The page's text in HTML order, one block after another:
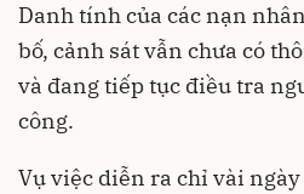
Danh tính của các nạn
bố, cảnh sát vẫn chưa có
và đang tiếp tục điều tra
công.
Vụ việc diễn ra chỉ vài